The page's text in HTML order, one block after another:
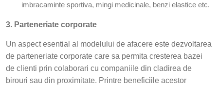
imbracaminte sportiva, mingi medicinale, benzi elastice etc.
3. Parteneriate corporate
Un aspect esential al modelului de afacere este dezvoltarea
de parteneriate corporate care sa permita cresterea bazei
de clienti prin colaborari cu companiile din cladirea de
birouri sau din proximitate. Printre beneficiile acestor